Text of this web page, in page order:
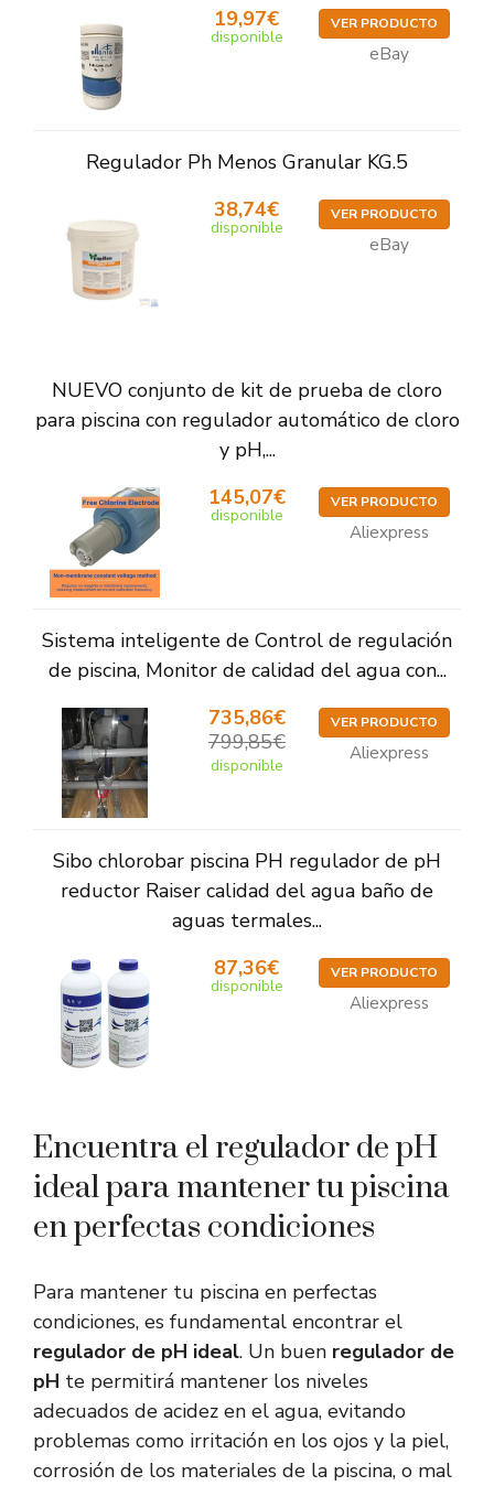
19,97€
disponible
VER PRODUCTO
eBay
Regulador Ph Menos Granular KG.5
38,74€
disponible
VER PRODUCTO
eBay
NUEVO conjunto de kit de prueba de cloro
para piscina con regulador automático de cloro
y pH,...
145,07€
disponible
VER PRODUCTO
Aliexpress
Sistema inteligente de Control de regulación
de piscina, Monitor de calidad del agua con...
735,86€
799,85€
disponible
VER PRODUCTO
Aliexpress
Sibo chlorobar piscina PH regulador de pH
reductor Raiser calidad del agua baño de
aguas termales...
87,36€
disponible
VER PRODUCTO
Aliexpress
Encuentra el regulador de pH
ideal para mantener tu piscina
en perfectas condiciones
Para mantener tu piscina en perfectas
condiciones, es fundamental encontrar el
regulador de pH ideal. Un buen regulador de
pH te permitirá mantener los niveles
adecuados de acidez en el agua, evitando
problemas como irritación en los ojos y la piel,
corrosión de los materiales de la piscina, o mal